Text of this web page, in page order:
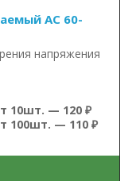
AC 60-
напряжения
10шт. — 120 ₽
100шт. — 110 ₽